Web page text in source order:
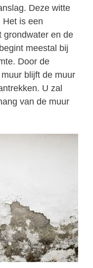
Deze witte
Het is een
grondwater en de
meestal bij
Door de
blijft de muur
U zal
van de muur